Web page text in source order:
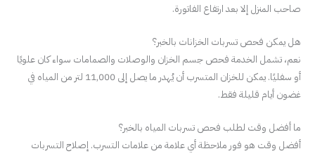
صاحب المنزل إلا بعد ارتفاع الفاتورة.
هل يمكن فحص تسربات الخزانات بالخبر؟
نعم، تشمل الخدمة فحص جسم الخزان والوصلات والصمامات سواء كان علويًا
أو سفليًا. يمكن للخزان المتسرب أن يُهدر ما يصل إلى 11,000 لتر من المياه في
غضون أيام قليلة فقط.
ما أفضل وقت لطلب فحص تسربات المياه بالخبر؟
أفضل وقت هو فور ملاحظة أي علامة من علامات التسرب. إصلاح التسربات